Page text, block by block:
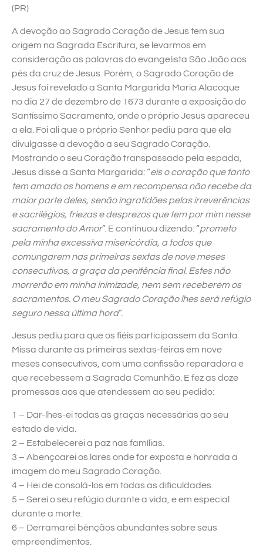
(PR)
A devoção ao Sagrado Coração de Jesus tem sua
origem na Sagrada Escritura, se levarmos em
consideração as palavras do evangelista São João aos
pés da cruz de Jesus. Porém, o Sagrado Coração de
Jesus foi revelado a Santa Margarida Maria Alacoque
no dia 27 de dezembro de 1673 durante a exposição do
Santíssimo Sacramento, onde o próprio Jesus apareceu
a ela. Foi ali que o próprio Senhor pediu para que ela
divulgasse a devoção a seu Sagrado Coração.
Mostrando o seu Coração transpassado pela espada,
Jesus disse a Santa Margarida: “eis o coração que tanto
tem amado os homens e em recompensa não recebe da
maior parte deles, senão ingratidões pelas irreverências
e sacrilégios, friezas e desprezos que tem por mim nesse
sacramento do Amor”. E continuou dizendo: “prometo
pela minha excessiva misericórdia, a todos que
comungarem nas primeiras sextas de nove meses
consecutivos, a graça da penitência final. Estes não
morrerão em minha inimizade, nem sem receberem os
sacramentos. O meu Sagrado Coração lhes será refúgio
seguro nessa última hora”.
Jesus pediu para que os fiéis participassem da Santa
Missa durante as primeiras sextas-feiras em nove
meses consecutivos, com uma confissão reparadora e
que recebessem a Sagrada Comunhão. E fez as doze
promessas aos que atendessem ao seu pedido:
1 – Dar-lhes-ei todas as graças necessárias ao seu
estado de vida.
2 – Estabelecerei a paz nas famílias.
3 – Abençoarei os lares onde for exposta e honrada a
imagem do meu Sagrado Coração.
4 – Hei de consolá-los em todas as dificuldades.
5 – Serei o seu refúgio durante a vida, e em especial
durante a morte.
6 – Derramarei bênçãos abundantes sobre seus
empreendimentos.